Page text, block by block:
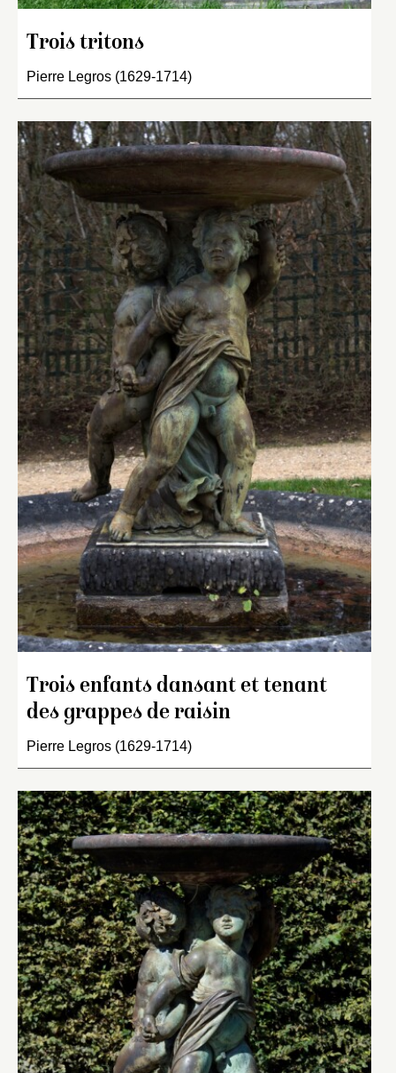
Trois tritons
Pierre Legros (1629-1714)
Trois enfants dansant et tenant
des grappes de raisin
Pierre Legros (1629-1714)